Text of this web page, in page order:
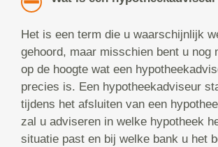
Het is een term die u waarschijnlijk
gehoord, maar misschien bent u nog
op de hoogte wat een
precies is. Een hypotheekadviseur
tijdens het afsluiten van een
zal u adviseren in welke hypotheek
situatie past en bij welke bank u het